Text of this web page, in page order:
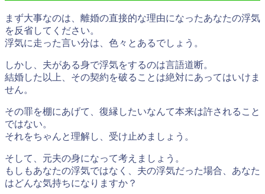
まず大事なのは、離婚の直接的な理由になったあなたの浮気
を反省してください。
浮気に走った言い分は、色々とあるでしょう。
しかし、夫がある身で浮気をするのは言語道断。
結婚した以上、その契約を破ることは絶対にあってはいけま
せん。
その罪を棚にあげて、復縁したいなんて本来は許されること
ではない。
それをちゃんと理解し、受け止めましょう。
そして、元夫の身になって考えましょう。
もしもあなたの浮気ではなく、 夫の浮気だった場合、あなた
はどんな気持ちになりますか？